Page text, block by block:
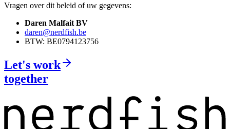
Vragen over dit beleid of uw gegevens:
Daren Malfait BV
daren@nerdfish.be
BTW: BE0794123756
Let's work
together